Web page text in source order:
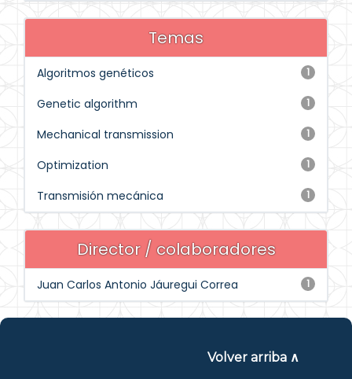
Temas
1
Algoritmos genéticos
1
Genetic algorithm
1
Mechanical transmission
1
Optimization
1
Transmisión mecánica
Director / colaboradores
1
Juan Carlos Antonio Jáuregui Correa
Volver arriba ∧